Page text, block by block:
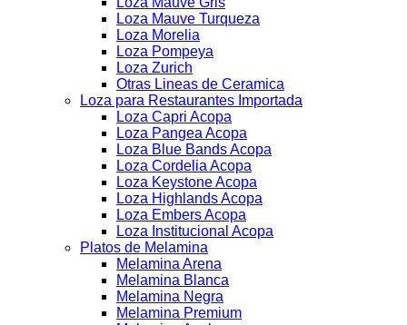
Loza Mauve Turqueza
Loza Morelia
Loza Pompeya
Loza Zurich
Otras Lineas de Ceramica
Loza para Restaurantes Importada
Loza Capri Acopa
Loza Pangea Acopa
Loza Blue Bands Acopa
Loza Cordelia Acopa
Loza Keystone Acopa
Loza Highlands Acopa
Loza Embers Acopa
Loza Institucional Acopa
Platos de Melamina
Melamina Arena
Melamina Blanca
Melamina Negra
Melamina Premium